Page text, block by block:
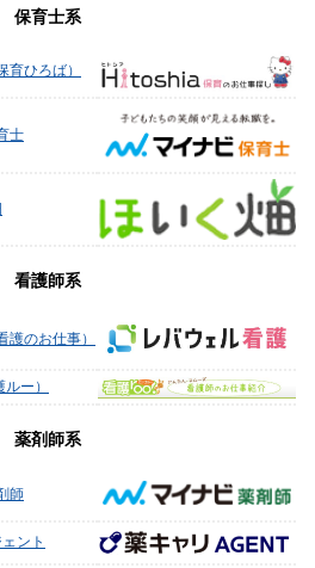
保育士系
育ひろば）
士
看護師系
護のお仕事）
ー）
薬剤師系
師
ント